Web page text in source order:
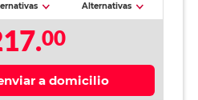
Alternativas
00
a domicilio